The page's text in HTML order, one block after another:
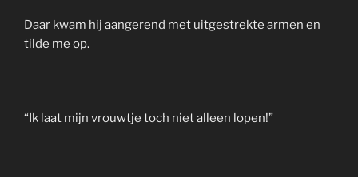
Daar kwam hij aangerend met uitgestrekte armen en
tilde me op.
“Ik laat mijn vrouwtje toch niet alleen lopen!”